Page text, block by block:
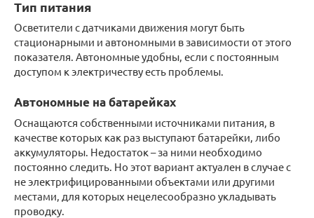
Тип питания
Осветители с датчиками движения могут быть
стационарными и автономными в зависимости от этого
показателя. Автономные удобны, если с постоянным
доступом к электричеству есть проблемы.
Автономные на батарейках
Оснащаются собственными источниками питания, в
качестве которых как раз выступают батарейки, либо
аккумуляторы. Недостаток – за ними необходимо
постоянно следить. Но этот вариант актуален в случае с
не электрифицированными объектами или другими
местами, для которых нецелесообразно укладывать
проводку.